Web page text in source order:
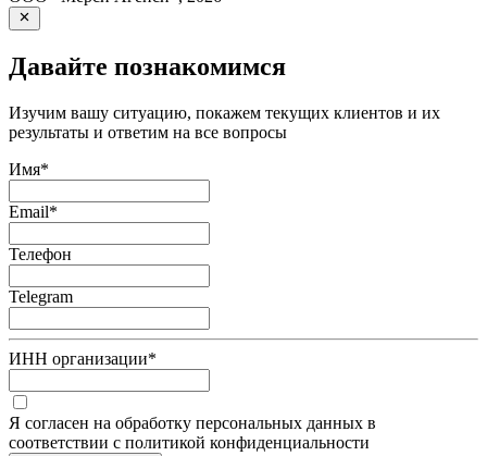
Давайте познакомимся
Изучим вашу ситуацию, покажем текущих клиентов и их
результаты и ответим на все вопросы
Имя*
Email*
Телефон
Telegram
ИНН организации*
Я согласен на обработку персональных данных в
соответствии с политикой конфиденциальности